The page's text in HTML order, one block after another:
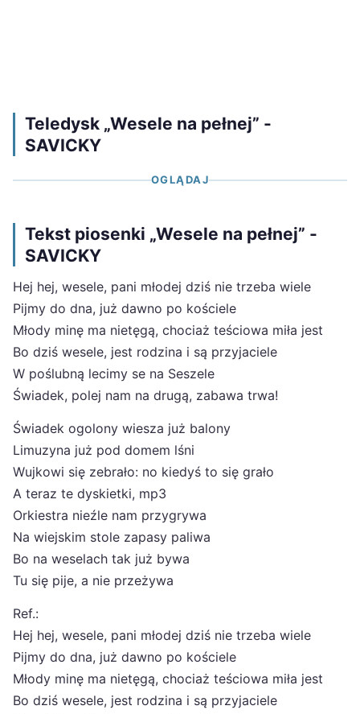
Teledysk „Wesele na pełnej” -
SAVICKY
OGLĄDAJ
Tekst piosenki „Wesele na pełnej” -
SAVICKY
Hej hej, wesele, pani młodej dziś nie trzeba wiele
Pijmy do dna, już dawno po kościele
Młody minę ma nietęgą, chociaż teściowa miła jest
Bo dziś wesele, jest rodzina i są przyjaciele
W poślubną lecimy se na Seszele
Świadek, polej nam na drugą, zabawa trwa!
Świadek ogolony wiesza już balony
Limuzyna już pod domem lśni
Wujkowi się zebrało: no kiedyś to się grało
A teraz te dyskietki, mp3
Orkiestra nieźle nam przygrywa
Na wiejskim stole zapasy paliwa
Bo na weselach tak już bywa
Tu się pije, a nie przeżywa
Ref.:
Hej hej, wesele, pani młodej dziś nie trzeba wiele
Pijmy do dna, już dawno po kościele
Młody minę ma nietęgą, chociaż teściowa miła jest
Bo dziś wesele, jest rodzina i są przyjaciele